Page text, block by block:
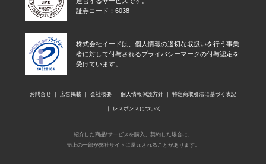
証券コード：6038
株式会社イードは、個人情報の適切な取扱いを行う事業
者に対して付与されるプライバシーマークの付与認定を
受けています。
お問合せ 広告掲載 会社概要 個人情報保護方針 特定商取引法に基づく表記
レスポンスについて
紹介した商品/サービスを購入、契約した場合に、
売上の一部が弊社サイトに還元されることがあります。